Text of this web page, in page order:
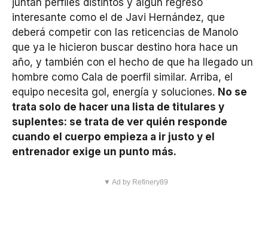
juntan perfiles distintos y algún regreso
interesante como el de Javi Hernández, que
deberá competir con las reticencias de Manolo
que ya le hicieron buscar destino hora hace un
año, y también con el hecho de que ha llegado un
hombre como Cala de poerfil similar. Arriba, el
equipo necesita gol, energía y soluciones. No se
trata solo de hacer una lista de titulares y
suplentes: se trata de ver quién responde
cuando el cuerpo empieza a ir justo y el
entrenador exige un punto más.
▼ Ad by Refinery89